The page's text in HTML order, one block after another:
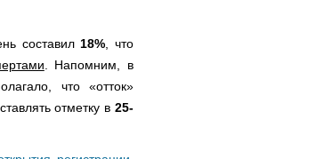
составил 18% , что
. Напомним, в
что «отток»
отметку в 25-